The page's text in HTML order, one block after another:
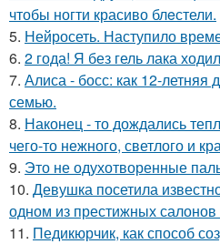
чтобы ногти красиво блeстели.
5. Нейросеть. Наступило
6. 2 года! Я без гель лака
7. Алиса - босс: как 12-летняя
семью.
8. Наконец - то дождались
чего-то нежного, светлого и
9. Это не одухотворенные
10. Девушка посетила
одном из престижных салонов
11. Педикюрчик, как способ